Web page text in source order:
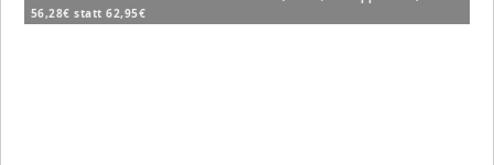
56,28€ statt 62,95€